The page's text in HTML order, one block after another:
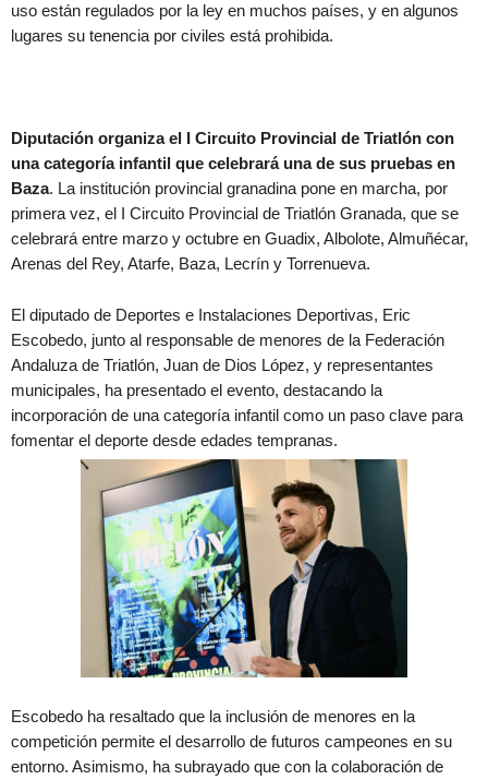
uso están regulados por la ley en muchos países, y en algunos
lugares su tenencia por civiles está prohibida.
Diputación organiza el I Circuito Provincial de Triatlón con
una categoría infantil que celebrará una de sus pruebas en
Baza. La institución provincial granadina pone en marcha, por
primera vez, el I Circuito Provincial de Triatlón Granada, que se
celebrará entre marzo y octubre en Guadix, Albolote, Almuñécar,
Arenas del Rey, Atarfe, Baza, Lecrín y Torrenueva.
El diputado de Deportes e Instalaciones Deportivas, Eric
Escobedo, junto al responsable de menores de la Federación
Andaluza de Triatlón, Juan de Dios López, y representantes
municipales, ha presentado el evento, destacando la
incorporación de una categoría infantil como un paso clave para
fomentar el deporte desde edades tempranas.
Escobedo ha resaltado que la inclusión de menores en la
competición permite el desarrollo de futuros campeones en su
entorno. Asimismo, ha subrayado que con la colaboración de